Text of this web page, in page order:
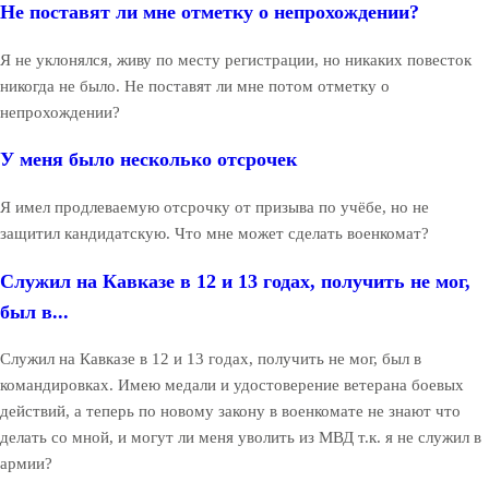
Не поставят ли мне отметку о непрохождении?
Я не уклонялся, живу по месту регистрации, но никаких повесток
никогда не было. Не поставят ли мне потом отметку о
непрохождении?
У меня было несколько отсрочек
Я имел продлеваемую отсрочку от призыва по учёбе, но не
защитил кандидатскую. Что мне может сделать военкомат?
Служил на Кавказе в 12 и 13 годах, получить не мог,
был в...
Служил на Кавказе в 12 и 13 годах, получить не мог, был в
командировках. Имею медали и удостоверение ветерана боевых
действий, а теперь по новому закону в военкомате не знают что
делать со мной, и могут ли меня уволить из МВД т.к. я не служил в
армии?